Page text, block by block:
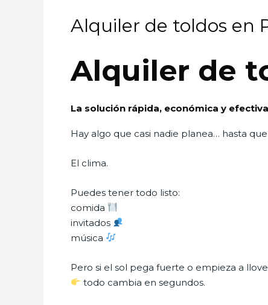
Alquiler de toldos en
Alquiler de
La solución rápida, económica y
Hay algo que casi nadie planea… hasta
El clima.
Puedes tener todo listo:
comida
invitados
música
Pero si el sol pega fuerte o empieza a
todo cambia en segundos.